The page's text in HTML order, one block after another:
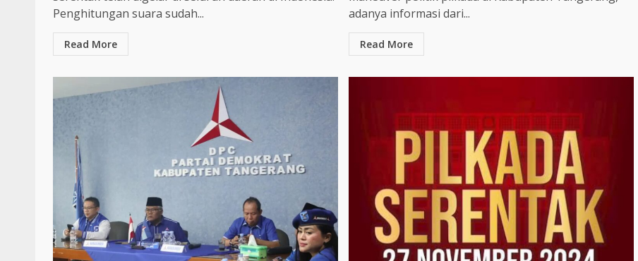
Penghitungan suara sudah...
Read More
adanya informasi dari...
Read More